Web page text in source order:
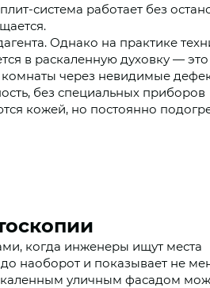
система работает без
Однако на практике
в раскаленную духовку —
через невидимые
без специальных приборов
кожей, но постоянно
когда инженеры ищут места
наоборот и показывает не
уличным фасадом